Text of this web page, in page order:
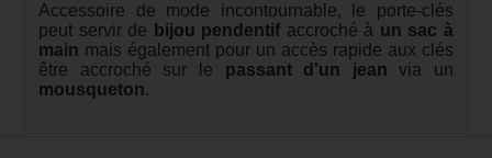
Accessoire de mode incontournable, le porte-clés
peut servir de bijou pendentif accroché à un sac à
main mais également pour un accès rapide aux clés
être accroché sur le passant d'un jean via un
mousqueton.